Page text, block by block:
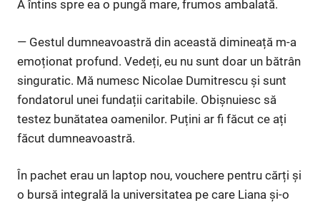
A întins spre ea o pungă mare, frumos ambalată.
— Gestul dumneavoastră din această dimineață m-a
emoționat profund. Vedeți, eu nu sunt doar un bătrân
singuratic. Mă numesc Nicolae Dumitrescu și sunt
fondatorul unei fundații caritabile. Obișnuiesc să
testez bunătatea oamenilor. Puțini ar fi făcut ce ați
făcut dumneavoastră.
În pachet erau un laptop nou, vouchere pentru cărți și
o bursă integrală la universitatea pe care Liana și-o